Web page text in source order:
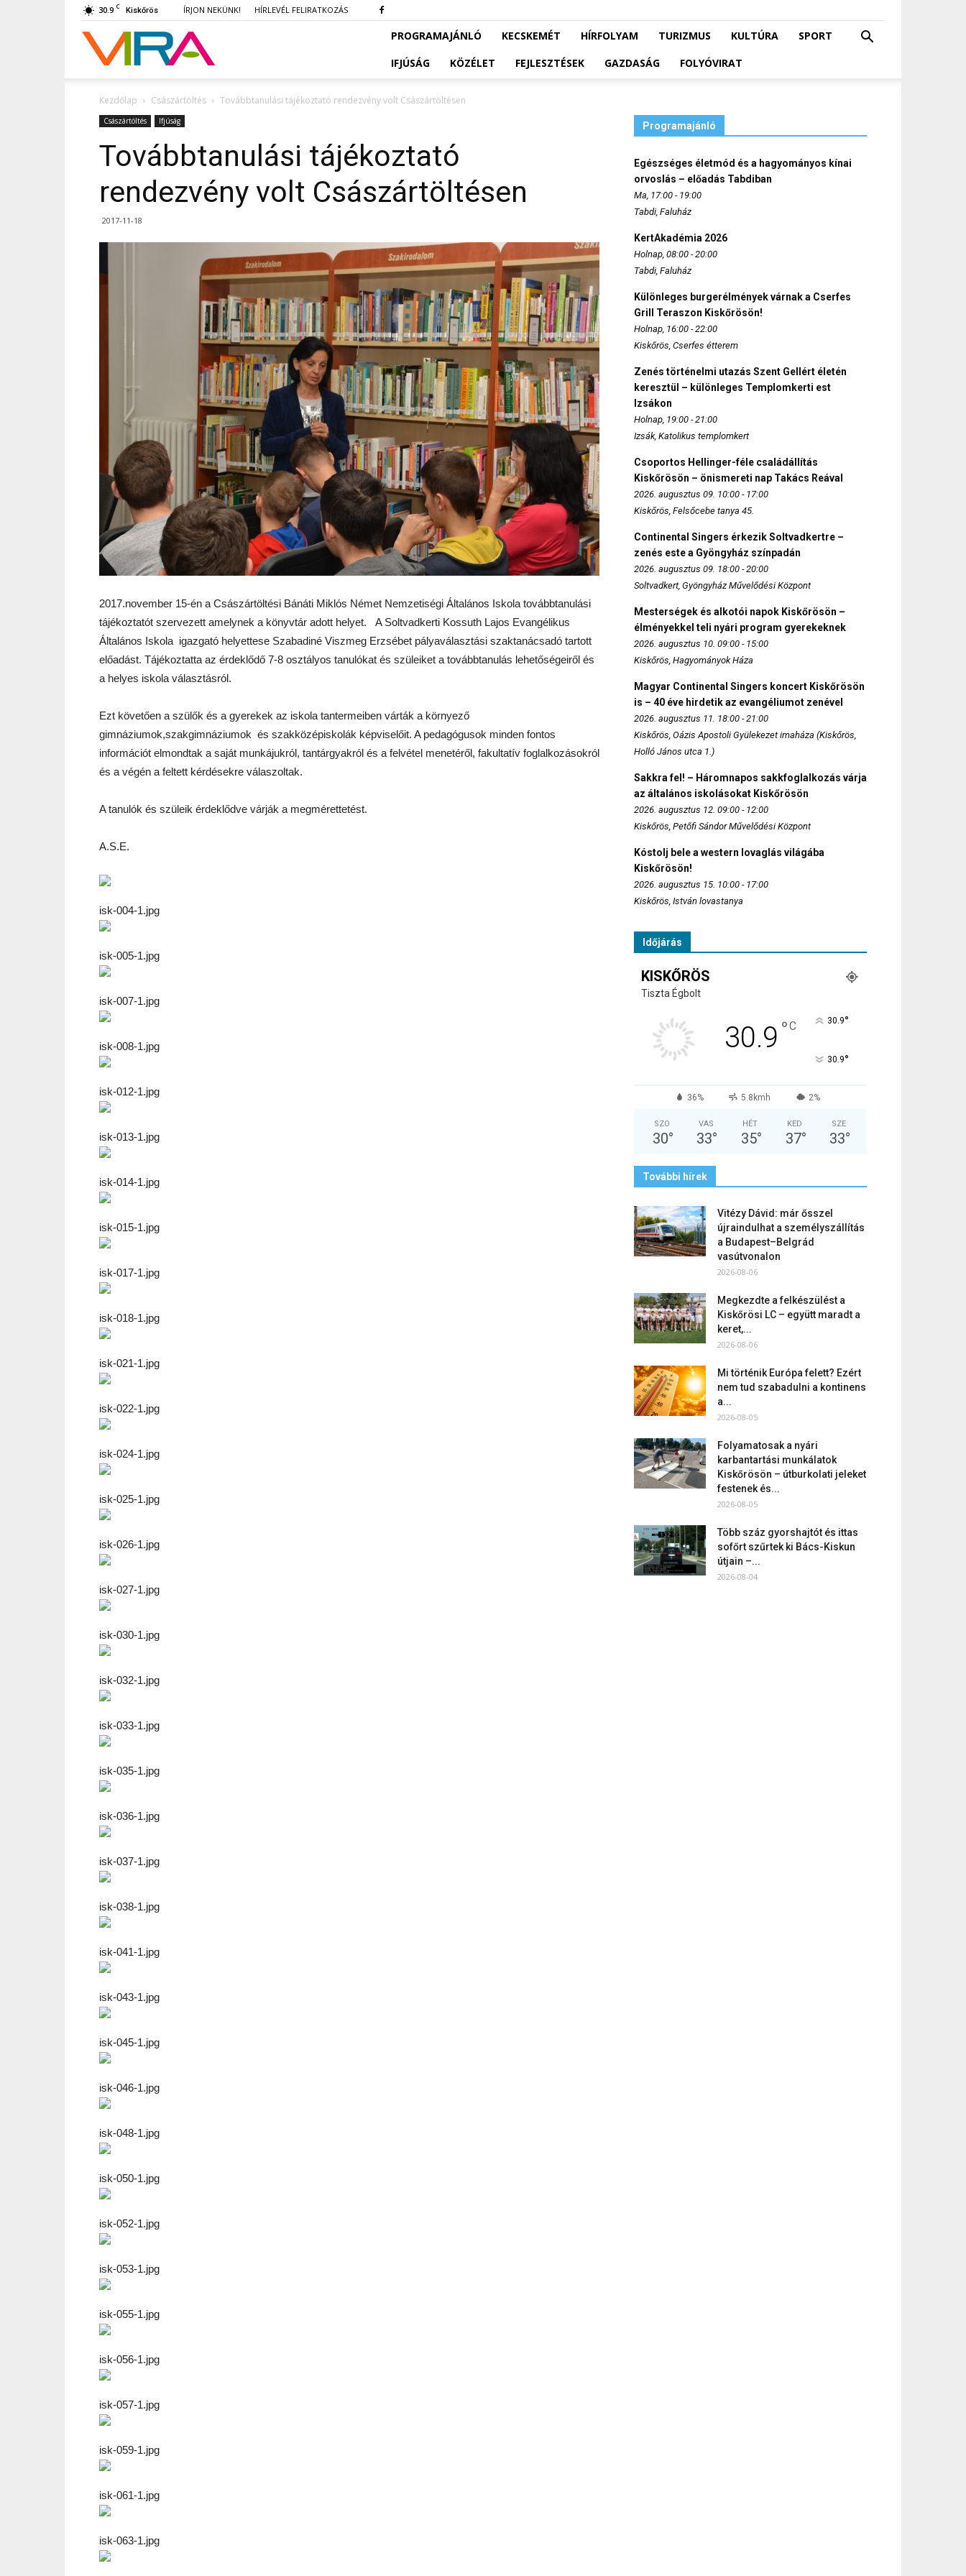
30.9 C Kiskőrös ÍRJON NEKÜNK! HÍRLEVÉL FELIRATKOZÁS
VIRA PROGRAMAJÁNLÓ KECSKEMÉT HÍRFOLYAM TURIZMUS KULTÚRA
SPORT
IFJÚSÁG
KÖZÉLET FEJLESZTÉSEK GAZDASÁG FOLYÓVIRAT
Kezdőlap Császártöltés Továbbtanulási tájékoztató rendezvény volt Császártöltésen
Császártöltés Ifjúság
Továbbtanulási tájékoztató
rendezvény volt Császártöltésen
2017-11-18
2017.november 15-én a Császártöltési Bánáti Miklós Német Nemzetiségi Általános Iskola továbbtanulási
tájékoztatót szervezett amelynek a könyvtár adott helyet. A Soltvadkerti Kossuth Lajos Evangélikus
Általános Iskola igazgató helyettese Szabadiné Viszmeg Erzsébet pályaválasztási szaktanácsadó tartott
előadást. Tájékoztatta az érdeklődő 7-8 osztályos tanulókat és szüleiket a továbbtanulás lehetőségeiről és
a helyes iskola választásról.
Ezt követően a szülők és a gyerekek az iskola tantermeiben várták a környező
gimnáziumok,szakgimnáziumok és szakközépiskolák képviselőit. A pedagógusok minden fontos
információt elmondtak a saját munkájukról, tantárgyakról és a felvétel menetéről, fakultatív foglalkozásokról
és a végén a feltett kérdésekre válaszoltak.
A tanulók és szüleik érdeklődve várják a megmérettetést.
A.S.E.
isk-004-1.jpg
isk-005-1.jpg
isk-007-1.jpg
isk-008-1.jpg
isk-012-1.jpg
isk-013-1.jpg
isk-014-1.jpg
isk-015-1.jpg
isk-017-1.jpg
isk-018-1.jpg
isk-021-1.jpg
isk-022-1.jpg
isk-024-1.jpg
isk-025-1.jpg
isk-026-1.jpg
isk-027-1.jpg
isk-030-1.jpg
isk-032-1.jpg
isk-033-1.jpg
isk-035-1.jpg
isk-036-1.jpg
isk-037-1.jpg
isk-038-1.jpg
isk-041-1.jpg
isk-043-1.jpg
isk-045-1.jpg
isk-046-1.jpg
isk-048-1.jpg
isk-050-1.jpg
isk-052-1.jpg
isk-053-1.jpg
isk-055-1.jpg
isk-056-1.jpg
isk-057-1.jpg
isk-059-1.jpg
isk-061-1.jpg
isk-063-1.jpg
Programajánló
Egészséges életmód és a hagyományos kínai
orvoslás – előadás Tabdiban
Ma, 17:00 - 19:00
Tabdi, Faluház
KertAkadémia 2026
Holnap, 08:00 - 20:00
Tabdi, Faluház
Különleges burgerélmények várnak a Cserfes
Grill Teraszon Kiskőrösön!
Holnap, 16:00 - 22:00
Kiskőrös, Cserfes étterem
Zenés történelmi utazás Szent Gellért életén
keresztül – különleges Templomkerti est
Izsákon
Holnap, 19:00 - 21:00
Izsák, Katolikus templomkert
Csoportos Hellinger-féle családállítás
Kiskőrösön – önismereti nap Takács Reával
2026. augusztus 09. 10:00 - 17:00
Kiskőrös, Felsőcebe tanya 45.
Continental Singers érkezik Soltvadkertre –
zenés este a Gyöngyház színpadán
2026. augusztus 09. 18:00 - 20:00
Soltvadkert, Gyöngyház Művelődési Központ
Mesterségek és alkotói napok Kiskőrösön –
élményekkel teli nyári program gyerekeknek
2026. augusztus 10. 09:00 - 15:00
Kiskőrös, Hagyományok Háza
Magyar Continental Singers koncert Kiskőrösön
is – 40 éve hirdetik az evangéliumot zenével
2026. augusztus 11. 18:00 - 21:00
Kiskőrös, Oázis Apostoli Gyülekezet imaháza (Kiskőrös,
Holló János utca 1.)
Sakkra fel! – Háromnapos sakkfoglalkozás várja
az általános iskolásokat Kiskőrösön
2026. augusztus 12. 09:00 - 12:00
Kiskőrös, Petőfi Sándor Művelődési Központ
Kóstolj bele a western lovaglás világába
Kiskőrösön!
2026. augusztus 15. 10:00 - 17:00
Kiskőrös, István lovastanya
Időjárás
KISKŐRÖS
Tiszta Égbolt
30.9 °C 30.9°
30.9°
36% 5.8kmh 2%
SZO
30°
VAS
33°
HÉT
35°
KED
37°
SZE
33°
További hírek
Vitézy Dávid: már ősszel
újraindulhat a személyszállítás
a Budapest–Belgrád
vasútvonalon
2026-08-06
Megkezdte a felkészülést a
Kiskőrösi LC – együtt maradt a
keret,...
2026-08-06
Mi történik Európa felett? Ezért
nem tud szabadulni a kontinens
a...
2026-08-05
Folyamatosak a nyári
karbantartási munkálatok
Kiskőrösön – útburkolati jeleket
festenek és...
2026-08-05
Több száz gyorshajtót és ittas
sofőrt szűrtek ki Bács-Kiskun
útjain –...
2026-08-04